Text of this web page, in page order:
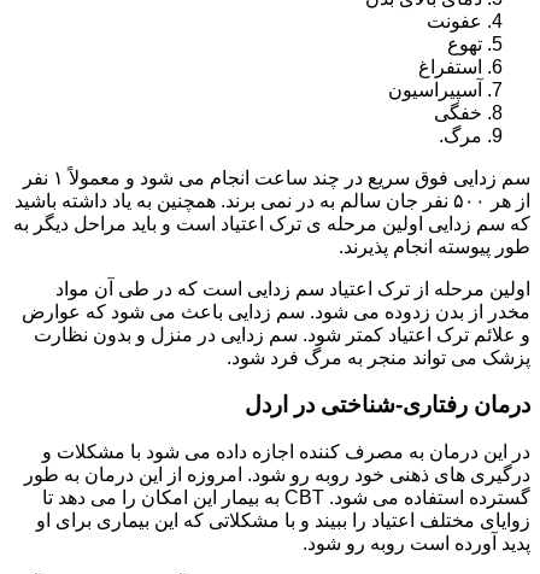
عفونت
تهوع
استفراغ
آسپیراسیون
خفگی
مرگ.
سم زدایی فوق سریع در چند ساعت انجام می شود و معمولاً ۱ نفر
از هر ۵۰۰ نفر جان سالم به در نمی برند. همچنین به یاد داشته باشید
که سم زدایی اولین مرحله ی ترک اعتیاد است و باید مراحل دیگر به
طور پیوسته انجام پذیرند.
اولین مرحله از ترک اعتیاد سم زدایی است که در طی آن مواد
مخدر از بدن زدوده می شود. سم زدایی باعث می شود که عوارض
و علائم ترک اعتیاد کمتر شود. سم زدایی در منزل و بدون نظارت
پزشک می تواند منجر به مرگ فرد شود.
درمان رفتاری-شناختی در اردل
در این درمان به مصرف کننده اجازه داده می شود با مشکلات و
درگیری های ذهنی خود روبه رو شود. امروزه از این درمان به طور
گسترده استفاده می شود. CBT به بیمار این امکان را می دهد تا
زوایای مختلف اعتیاد را ببیند و با مشکلاتی که این بیماری برای او
پدید آورده است روبه رو شود.